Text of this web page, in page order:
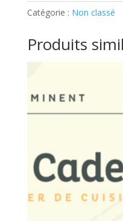
CHEF
DE
SAISON:
Catégorie : Non classé
Produits